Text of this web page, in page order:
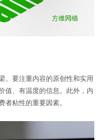
。要注重内容的原创性和实用
值、有温度的信息。此外，内
者粘性的重要因素。